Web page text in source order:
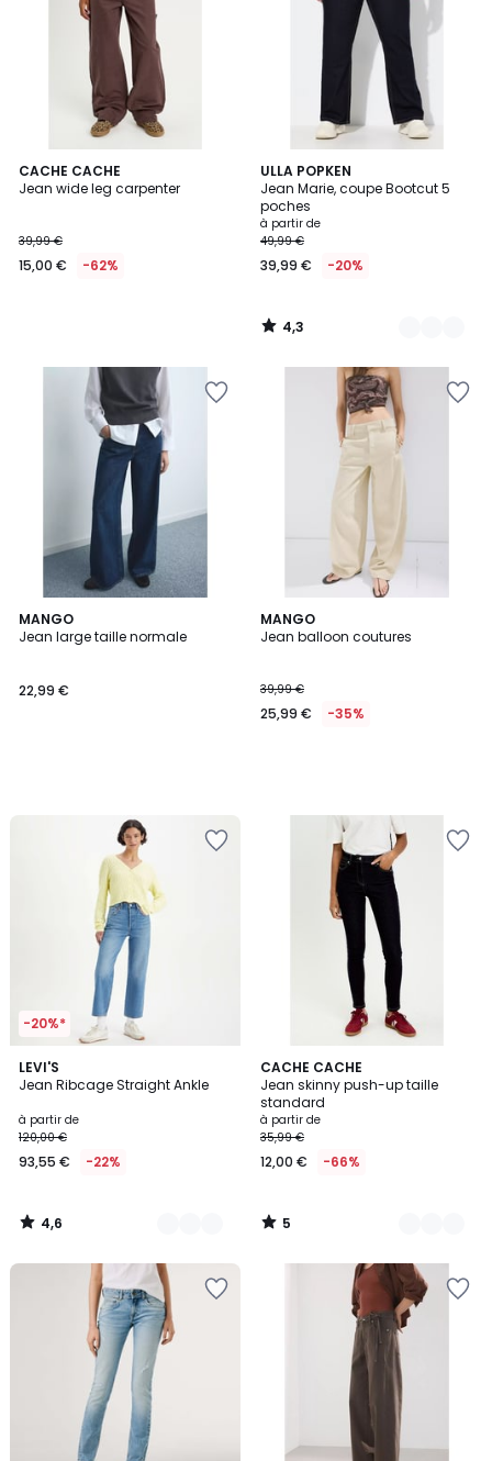
CACHE CACHE
Jean wide leg carpenter
39,99 €
15,00 € -62%
ULLA POPKEN
Jean Marie, coupe Bootcut 5
poches
à partir de
49,99 €
39,99 € -20%
4,3
/ 5
3
Couleurs
4,3
/
MANGO
Jean large taille normale
22,99 €
MANGO
Jean balloon coutures
39,99 €
25,99 € -35%
-20%*
LEVI'S
Jean Ribcage Straight Ankle
à partir de
120,00 €
93,55 € -22%
4,6
/ 5
6
Couleurs
4,6
/
CACHE CACHE
Jean skinny push-up taille
standard
à partir de
35,99 €
12,00 € -66%
5
/
5
5
Couleurs
5
/